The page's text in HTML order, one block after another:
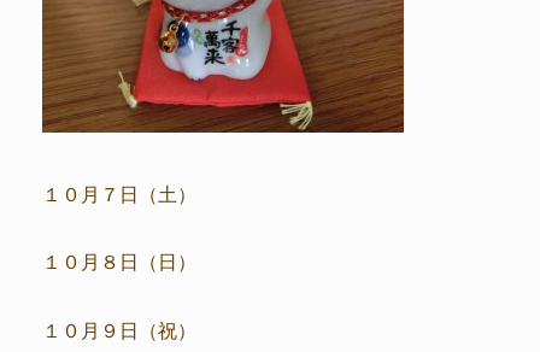
１０月７日（土）
１０月８日（日）
１０月９日（祝）